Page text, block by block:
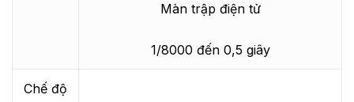
Màn trập điện tử
1/8000 đến 0,5 giây
Chế độ